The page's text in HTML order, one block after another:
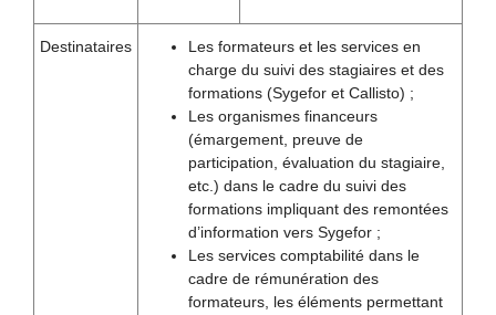
Destinataires
Les formateurs et les services en
charge du suivi des stagiaires et des
formations (Sygefor et Callisto) ;
Les organismes financeurs
(émargement, preuve de
participation, évaluation du stagiaire,
etc.) dans le cadre du suivi des
formations impliquant des remontées
d’information vers Sygefor ;
Les services comptabilité dans le
cadre de rémunération des
formateurs, les éléments permettant